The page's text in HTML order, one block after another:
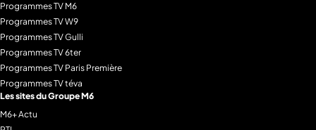
Programmes TV M6
Programmes TV W9
Programmes TV Gulli
Programmes TV 6ter
Programmes TV Paris Première
Programmes TV téva
Les sites du Groupe M6
M6+ Actu